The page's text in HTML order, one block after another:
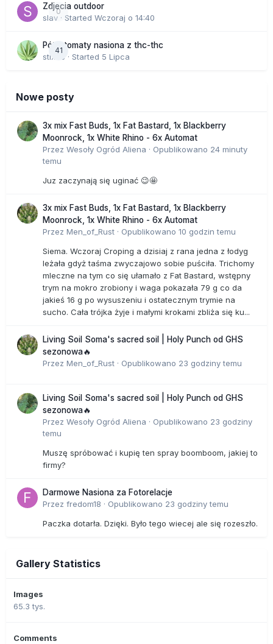
0
Zdjecia outdoor
slav · Started Wczoraj o 14:40
41
Półautomaty nasiona z thc-thc
stix33 · Started 5 Lipca
Nowe posty
3x mix Fast Buds, 1x Fat Bastard, 1x Blackberry
Moonrock, 1x White Rhino - 6x Automat
Przez Wesoły Ogród Aliena · Opublikowano 24 minuty
temu
Juz zaczynają się uginać 😉🤩
3x mix Fast Buds, 1x Fat Bastard, 1x Blackberry
Moonrock, 1x White Rhino - 6x Automat
Przez Men_of_Rust · Opublikowano 10 godzin temu
Siema. Wczoraj Croping a dzisiaj z rana jedna z łodyg
leżała gdyż taśma zwyczajowo sobie puściła. Trichomy
mleczne na tym co się ułamało z Fat Bastard, wstępny
trym na mokro zrobiony i waga pokazała 79 g co da
jakieś 16 g po wysuszeniu i ostatecznym trymie na
sucho. Cała trójka żyje i małymi krokami zbliża się ku...
Living Soil Soma's sacred soil | Holy Punch od GHS
sezonowa🔥
Przez Men_of_Rust · Opublikowano 23 godziny temu
Living Soil Soma's sacred soil | Holy Punch od GHS
sezonowa🔥
Przez Wesoły Ogród Aliena · Opublikowano 23 godziny
temu
Muszę spróbować i kupię ten spray boomboom, jakiej to
firmy?
Darmowe Nasiona za Fotorelacje
Przez fredom18 · Opublikowano 23 godziny temu
Paczka dotarła. Dzięki. Było tego wiecej ale się rozeszło.
Gallery Statistics
Images
65.3 tys.
Comments